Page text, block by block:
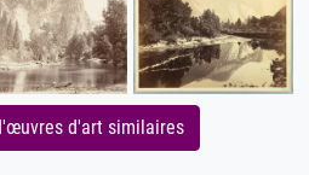
d'art similaires